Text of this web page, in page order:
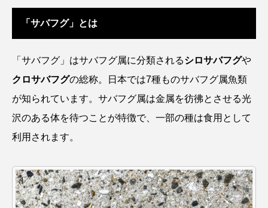
アッキガイ アナゴ
アブラボテ アマガエル アマゴ
アマダイ アメリカザリガニ
アユ アリアケギバチ アリゲーターガー
アンコウ
イッカク イトウ イトヒキアジ
イトヨリダイ イモリ イラスト
「サバフグ」とは
「サバフグ」はサバフグ属に分類されるシロサバフグや
クロサバフグの総称。日本では7種ものサバフグ属魚類
が知られています。サバフグ属は金属を彷彿とさせる光
沢のある体を待つことが特徴で、一部の種は食用として
利用されます。